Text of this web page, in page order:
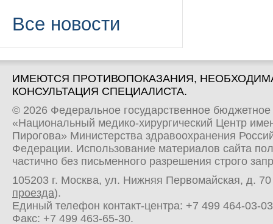
Все новости
ИМЕЮТСЯ ПРОТИВОПОКАЗАНИЯ,
КОНСУЛЬТАЦИЯ СПЕЦИАЛИСТА.
© 2026 Федеральное государственное
«Национальный медико-хирургический Центр
Пирогова» Министерства здравоохранения
Федерации. Использование материалов сайта
частично без письменного разрешения строго
105203 г. Москва, ул. Нижняя Первомайская, д.
проезда).
Единый телефон контакт-центра: +7 499 464-03-03
Факс: +7 499 463-65-30.